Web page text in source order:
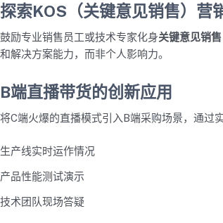
探索KOS（关键意见销售）营
鼓励专业销售员工或技术专家化身关键意见销售
和解决方案能力，而非个人影响力。
B端直播带货的创新应用
将C端火爆的直播模式引入B端采购场景，通过
生产线实时运作情况
产品性能测试演示
技术团队现场答疑